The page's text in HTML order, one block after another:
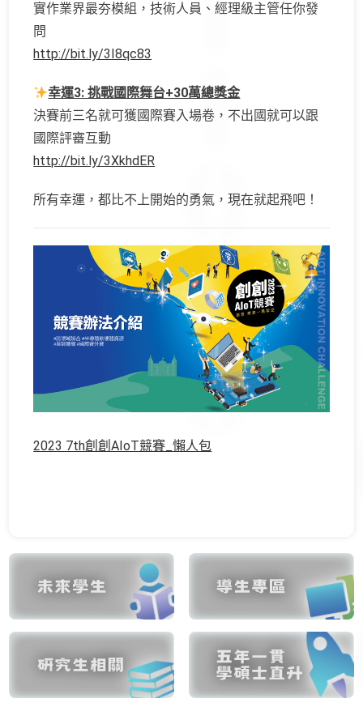
實作業界最夯模組，技術人員、經理級主管任你發
問
http://bit.ly/3I8qc83
幸運3: 挑戰國際舞台+30萬總獎金
決賽前三名就可獲國際賽入場卷，不出國就可以跟
國際評審互動
http://bit.ly/3XkhdER
所有幸運，都比不上開始的勇氣，現在就起飛吧！
2023 7th創創AIoT競賽_懶人包